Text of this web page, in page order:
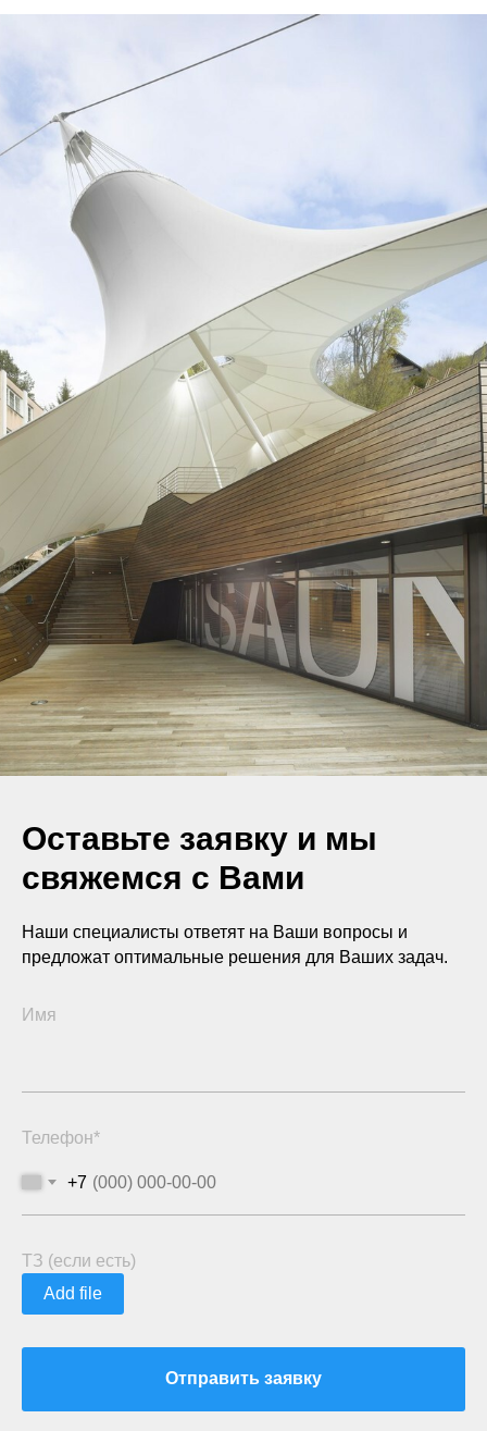
Оставьте заявку и мы
свяжемся с Вами
Наши специалисты ответят на Ваши вопросы и
предложат оптимальные решения для Ваших задач.
Имя
Телефон*
+7
ТЗ (если есть)
Add file
Отправить заявку